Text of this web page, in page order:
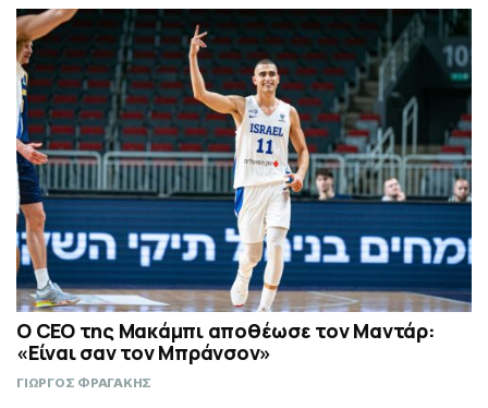
Ο CEO της Μακάμπι αποθέωσε τον Μαντάρ:
«Είναι σαν τον Μπράνσον»
ΓΙΩΡΓΟΣ ΦΡΑΓΑΚΗΣ